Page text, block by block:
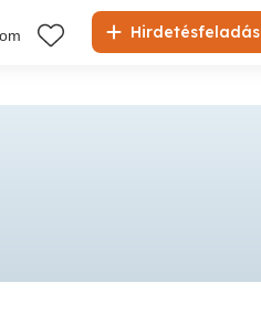
Hirdetésfeladás